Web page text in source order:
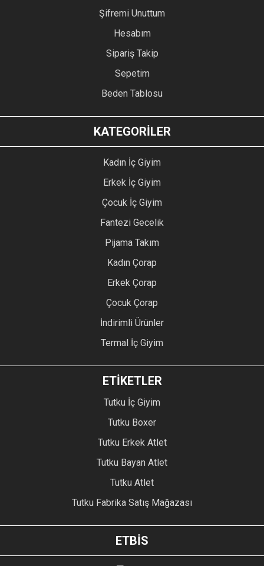
Şifremi Unuttum
Hesabım
Sipariş Takip
Sepetim
Beden Tablosu
KATEGORİLER
Kadın İç Giyim
Erkek İç Giyim
Çocuk İç Giyim
Fantezi Gecelik
Pijama Takım
Kadın Çorap
Erkek Çorap
Çocuk Çorap
İndirimli Ürünler
Termal İç Giyim
ETİKETLER
Tutku İç Giyim
Tutku Boxer
Tutku Erkek Atlet
Tutku Bayan Atlet
Tutku Atlet
Tutku Fabrika Satış Mağazası
ETBİS